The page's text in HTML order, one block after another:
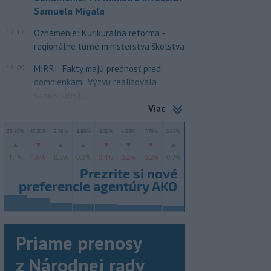
Samuela Migaľa
17:17
Oznámenie: Kurikurálna reforma -
regionálne turné ministerstva školstva
15:09
MIRRI: Fakty majú prednosť pred
domnienkami. Výzvu realizovala
samostatná...
Viac
Priame prenosy
z Národnej rady